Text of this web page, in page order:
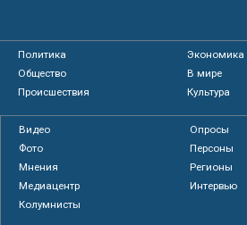
Политика
Экономика
Общество
В мире
Происшествия
Культура
Видео
Опросы
Фото
Персоны
Мнения
Регионы
Медиацентр
Интервью
Колумнисты